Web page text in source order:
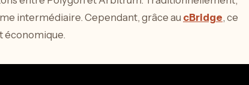
intermédiaire. Cependant, grâce au cBridge, ce
économique.